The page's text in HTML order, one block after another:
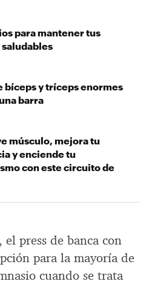
press de banca con
para la mayoría de
cuando se trata
para mantener tus
bíceps y tríceps enormes
barra
músculo, mejora tu
y enciende tu
con este circuito de